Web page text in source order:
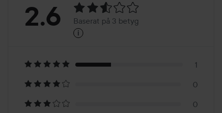
Betyg:
Baserat
på
3
2.6 Baserat på 3 betyg
i
1
0
0